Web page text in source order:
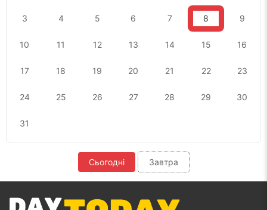
3 4 5 6 7 8 9
10 11 12 13 14 15 16
17 18 19 20 21 22 23
24 25 26 27 28 29 30
31
Сьогодні Завтра